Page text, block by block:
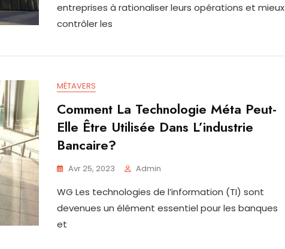
entreprises à rationaliser leurs opérations et mieux
contrôler les
MÉTAVERS
Comment La Technologie Méta Peut-
Elle Être Utilisée Dans L’industrie
Bancaire?
Avr 25, 2023 Admin
WG Les technologies de l’information (TI) sont
devenues un élément essentiel pour les banques
et